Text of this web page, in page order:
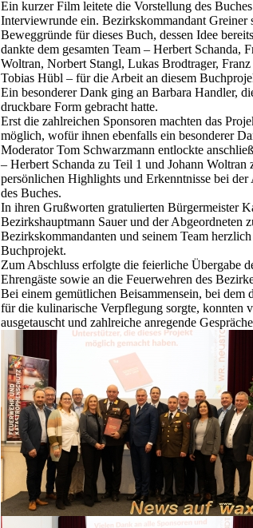
Ein kurzer Film leitete die Vorstellung des
Interviewrunde ein. Bezirkskommandant Greiner
Beweggründe für dieses Buch, dessen Idee
dankte dem gesamten Team – Herbert Schanda,
Woltran, Norbert Stangl, Lukas Brodtrager,
Tobias Hübl – für die Arbeit an diesem
Ein besonderer Dank ging an Barbara Handler,
druckbare Form gebracht hatte.
Erst die zahlreichen Sponsoren machten das
möglich, wofür ihnen ebenfalls ein besonderer
Moderator Tom Schwarzmann entlockte
– Herbert Schanda zu Teil 1 und Johann Woltran
persönlichen Highlights und Erkenntnisse bei der
des Buches.
In ihren Grußworten gratulierten Bürgermeister
Bezirkshauptmann Sauer und der Abgeordneten
Bezirkskommandanten und seinem Team
Buchprojekt.
Zum Abschluss erfolgte die feierliche Übergabe
Ehrengäste sowie an die Feuerwehren des
Bei einem gemütlichen Beisammensein, bei dem
für die kulinarische Verpflegung sorgte, konnten
ausgetauscht und zahlreiche anregende